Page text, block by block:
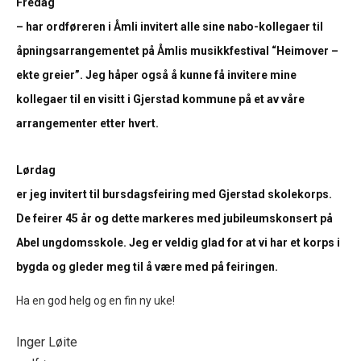
– har ordføreren i Åmli invitert alle sine nabo-kollegaer til
åpningsarrangementet på Åmlis musikkfestival “Heimover –
ekte greier”. Jeg håper også å kunne få invitere mine
kollegaer til en visitt i Gjerstad kommune på et av våre
arrangementer etter hvert.
Lørdag
er jeg invitert til bursdagsfeiring med Gjerstad skolekorps.
De feirer 45 år og dette markeres med jubileumskonsert på
Abel ungdomsskole. Jeg er veldig glad for at vi har et korps i
bygda og gleder meg til å være med på feiringen.
Ha en god helg og en fin ny uke!
Inger Løite